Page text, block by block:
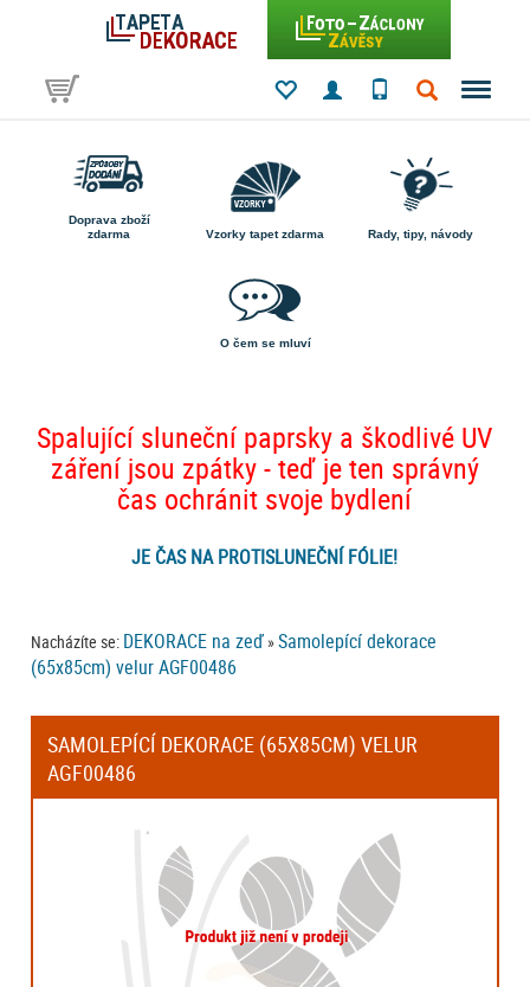
Doprava zboží
zdarma
Vzorky tapet zdarma Rady, tipy, návody
O čem se mluví
Spalující sluneční paprsky a škodlivé UV
záření jsou zpátky - teď je ten správný
čas ochránit svoje bydlení
JE ČAS NA PROTISLUNEČNÍ FÓLIE!
Nacházíte se: DEKORACE na zeď »Samolepící dekorace
(65x85cm) velur AGF00486
SAMOLEPÍCÍ DEKORACE (65X85CM) VELUR
AGF00486